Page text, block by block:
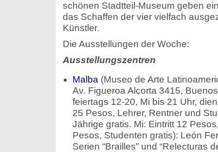
schönen Stadtteil-Museum geben
das Schaffen der vier vielfach
Künstler.
Die Ausstellungen der Woche:
Ausstellungszentren
Malba (Museo de Arte
Av. Figueroa Alcorta 3415,
feiertags 12-20, Mi bis 21 Uhr,
25 Pesos, Lehrer, Rentner und
Jährige gratis. Mi: Eintritt 12
Pesos, Studenten gratis): León
Serien “Brailles” und “Relecturas